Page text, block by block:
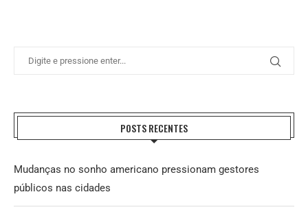
POSTS RECENTES
Mudanças no sonho americano pressionam gestores
públicos nas cidades